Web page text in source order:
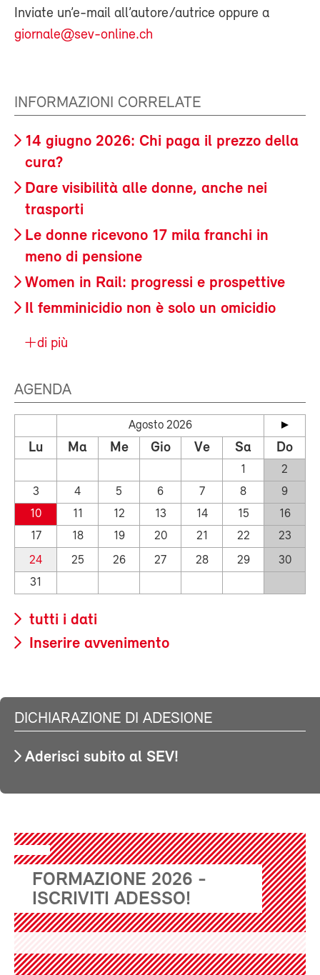
Inviate un’e-mail all’autore/autrice oppure a
giornale@sev-online.ch
INFORMAZIONI CORRELATE
14 giugno 2026: Chi paga il prezzo della
cura?
Dare visibilità alle donne, anche nei
trasporti
Le donne ricevono 17 mila franchi in
meno di pensione
Women in Rail: progressi e prospettive
Il femminicidio non è solo un omicidio
di più
AGENDA
Agosto 2026
Lu Ma Me Gio Ve Sa Do
1
2
3
4 5 6 7 8
9
10
11 12 13 14 15
16
17
18 19 20 21 22
23
24
25 26 27 28 29
30
31
tutti i dati
Inserire avvenimento
DICHIARAZIONE DI ADESIONE
Aderisci subito al SEV!
FORMAZIONE 2026 -
ISCRIVITI ADESSO!